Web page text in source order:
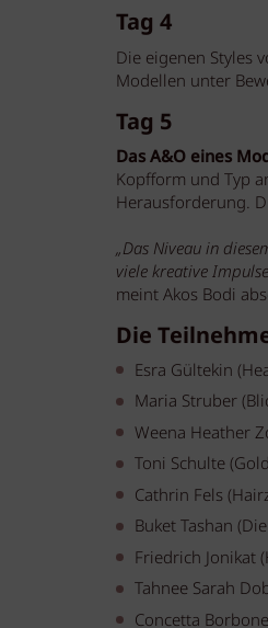
Tag 4
Die eigenen Styles
Modellen unter
Tag 5
Das A&O eines
Kopfform und Typ
Herausforderung.
„Das Niveau in
viele kreative
meint Akos Bodi
Die
Esra Gültekin
Maria Struber
Weena Heather
Toni Schulte
Cathrin Fels
Buket Tashan
Friedrich Jonikat
Tahnee Sarah
Concetta